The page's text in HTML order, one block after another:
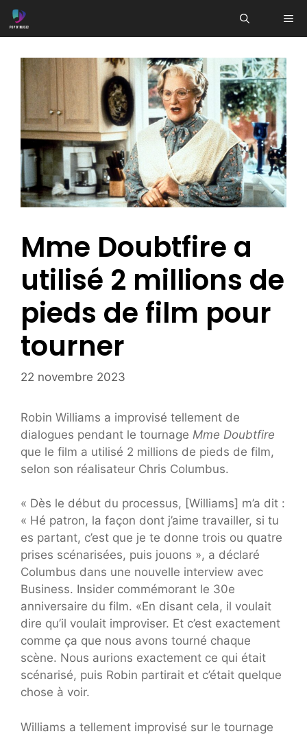
Aller
au
Mme Doubtfire a
utilisé 2 millions de
pieds de film pour
tourner
22 novembre 2023
Robin Williams a improvisé tellement de
dialogues pendant le tournage Mme Doubtfire
que le film a utilisé 2 millions de pieds de film,
selon son réalisateur Chris Columbus.
« Dès le début du processus, [Williams] m’a dit :
« Hé patron, la façon dont j’aime travailler, si tu
es partant, c’est que je te donne trois ou quatre
prises scénarisées, puis jouons », a déclaré
Columbus dans une nouvelle interview avec
Business. Insider commémorant le 30e
anniversaire du film. «En disant cela, il voulait
dire qu’il voulait improviser. Et c’est exactement
comme ça que nous avons tourné chaque
scène. Nous aurions exactement ce qui était
scénarisé, puis Robin partirait et c’était quelque
chose à voir.
Williams a tellement improvisé sur le tournage